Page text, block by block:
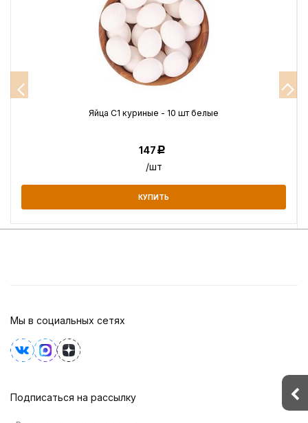
Яйца С1 куриные - 10 шт белые
147Р
/шт
КУПИТЬ
Мы в социальных сетях
Подписаться на рассылку